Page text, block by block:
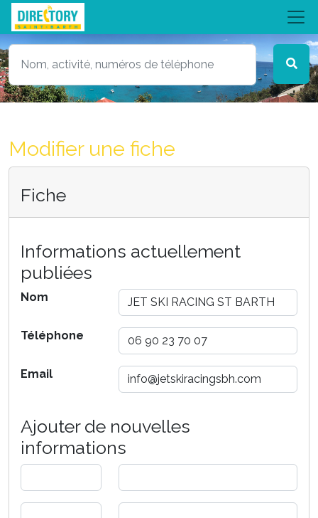
Modifier une fiche
Fiche
Informations actuellement
publiées
Nom
Téléphone
Email
Ajouter de nouvelles
informations